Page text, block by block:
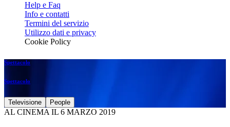
Help e Faq
Info e contatti
Termini del servizio
Utilizzo dati e privacy
Cookie Policy
Spettacolo
Spettacolo
Televisione People
AL CINEMA IL 6 MARZO 2019